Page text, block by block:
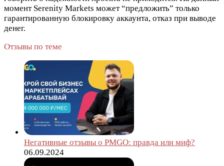
момент Serenity Markets может “предложить” только
гарантированную блокировку аккаунта, отказ при выводе
денег.
Отзывы по теме
Негативные отзывы о PMGO: правда или миф?
06.09.2024